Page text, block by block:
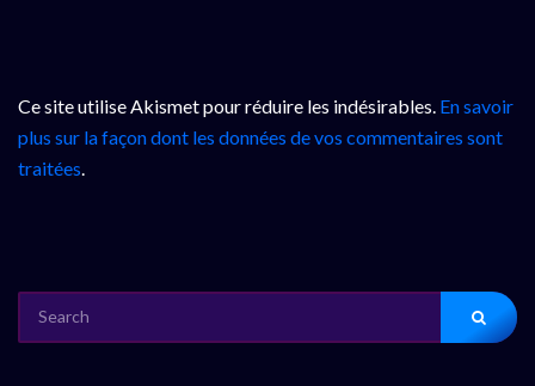
Ce site utilise Akismet pour réduire les indésirables. En savoir
plus sur la façon dont les données de vos commentaires sont
traitées.
FOR: